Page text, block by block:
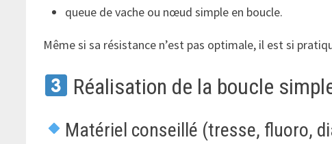
queue de vache ou nœud simple en boucle.
Même si sa résistance n’est pas optimale, il est si
Réalisation de la boucle
Matériel conseillé (tresse, fluoro,